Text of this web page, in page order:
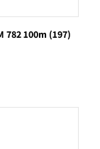
782 100m (197)